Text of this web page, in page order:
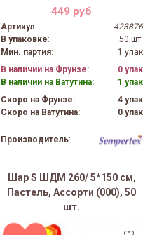
449 руб
Артикул:
423876
В упаковке:
50 шт.
Мин. партия:
1 упак
В наличии на Фрунзе:
0 упак
В наличии на Ватутина:
1 упак
Скоро на Фрунзе:
4 упак
Скоро на Ватутина:
0 упак
Производитель:
Шар S ШДМ 260/ 5*150 см,
Пастель, Ассорти (000), 50
шт.